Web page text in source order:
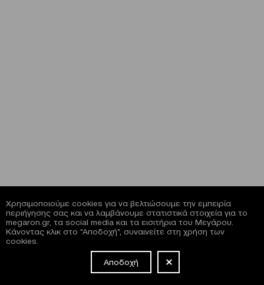
Χρησιμοποιούμε cookies για να βελτιώσουμε την εμπειρία
περιήγησης σας και να λαμβάνουμε στατιστικά στοιχεία για το
megaron.gr, τα social media και τα εισιτήρια του Μεγάρου.
Κάνοντας κλικ στο "Αποδοχή", συναινείτε στη χρήση των
cookies.
Αποδοχή